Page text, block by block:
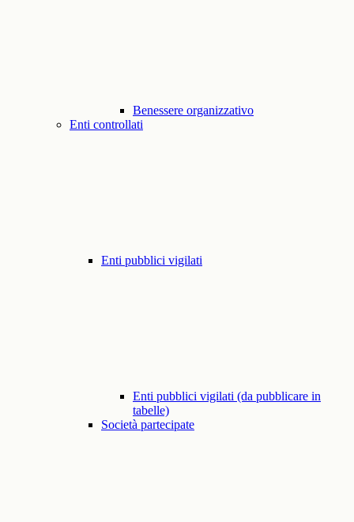
Benessere organizzativo
Enti controllati
Enti pubblici vigilati
Enti pubblici vigilati (da pubblicare in
tabelle)
Società partecipate